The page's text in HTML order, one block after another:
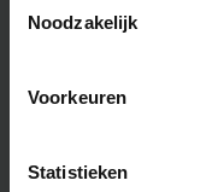
Noodzakelijk
Voorkeuren
Statistieken
Afmetingen
Inclusief